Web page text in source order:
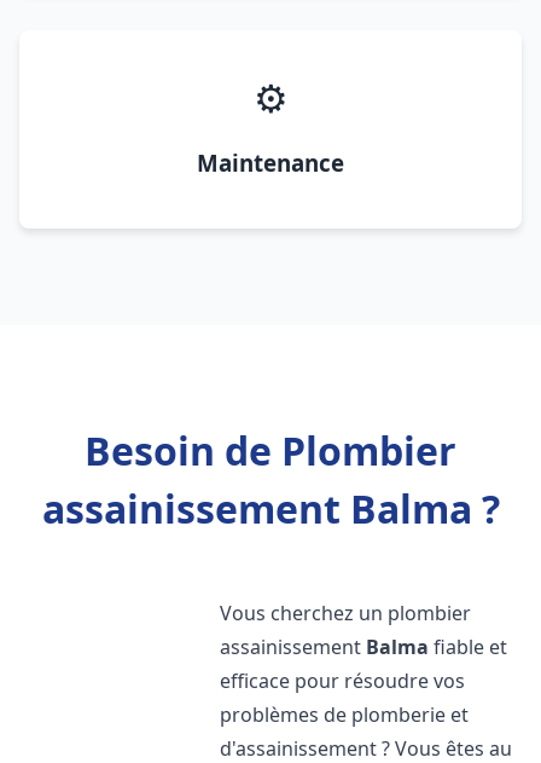
⚙️
Maintenance
Besoin de Plombier
assainissement Balma ?
Vous cherchez un plombier
assainissement Balma fiable et
efficace pour résoudre vos
problèmes de plomberie et
d'assainissement ? Vous êtes au